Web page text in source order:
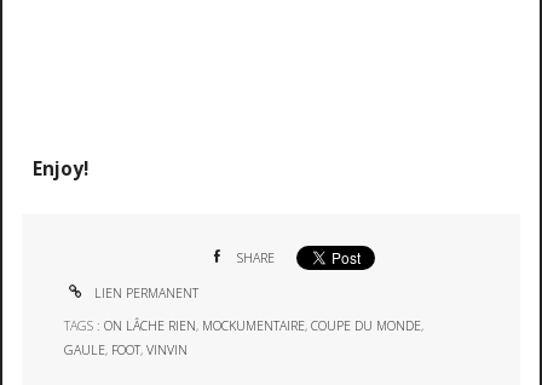
Enjoy!
SHARE
LIEN PERMANENT
TAGS :ON LÂCHE RIEN, MOCKUMENTAIRE,COUPE DU MONDE,
GAULE, FOOT,VINVIN